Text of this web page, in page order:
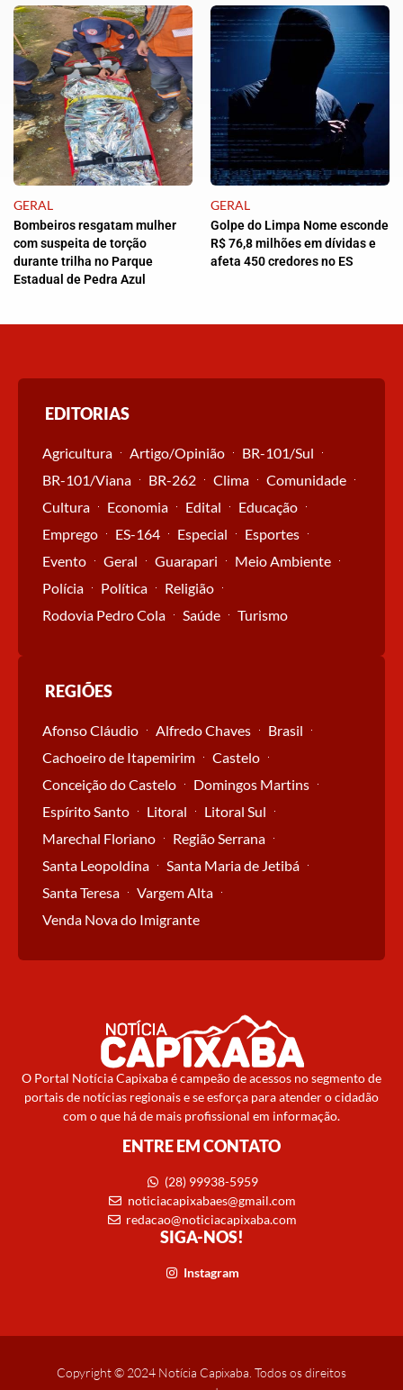
GERAL
Bombeiros resgatam mulher
com suspeita de torção
durante trilha no Parque
Estadual de Pedra Azul
GERAL
Golpe do Limpa Nome esconde
R$ 76,8 milhões em dívidas e
afeta 450 credores no ES
EDITORIAS
Agricultura Artigo/Opinião
BR-101/Sul
BR-101/Viana
BR-262 Clima
Comunidade
Cultura
Economia Edital
Educação
Emprego
ES-164 Especial
Esportes
Evento
Geral Guarapari
Meio Ambiente
Polícia
Política
Religião
Rodovia Pedro Cola
Saúde Turismo
REGIÕES
Afonso Cláudio Alfredo Chaves
Brasil
Cachoeiro de Itapemirim
Castelo
Conceição do Castelo
Domingos Martins
Espírito Santo
Litoral
Litoral Sul
Marechal Floriano
Região Serrana
Santa Leopoldina
Santa Maria de Jetibá
Santa Teresa
Vargem Alta
Venda Nova do Imigrante
O Portal Notícia Capixaba é campeão de acessos no segmento de
portais de notícias regionais e se esforça para atender o cidadão
com o que há de mais profissional em informação.
ENTRE EM CONTATO
(28) 99938-5959
noticiacapixabaes@gmail.com
redacao@noticiacapixaba.com
SIGA-NOS!
Instagram
Copyright © 2024 Notícia Capixaba. Todos os direitos